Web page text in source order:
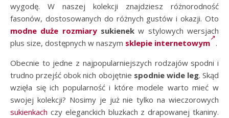
wygodę. W naszej kolekcji znajdziesz różnorodność
fasonów, dostosowanych do różnych gustów i okazji. Oto
modne duże rozmiarysukienek w stylowych wersjach
plus size, dostępnych w naszym sklepie internetowym .
Obecnie to jedne z najpopularniejszych rodzajów spodni i
trudno przejść obok nich obojętnie spodnie wide leg. Skąd
wzięła się ich popularność i które modele warto mieć w
swojej kolekcji? Nosimy je już nie tylko na wieczorowych
sukienkach czy eleganckich bluzkach z drapowanej tkaniny.